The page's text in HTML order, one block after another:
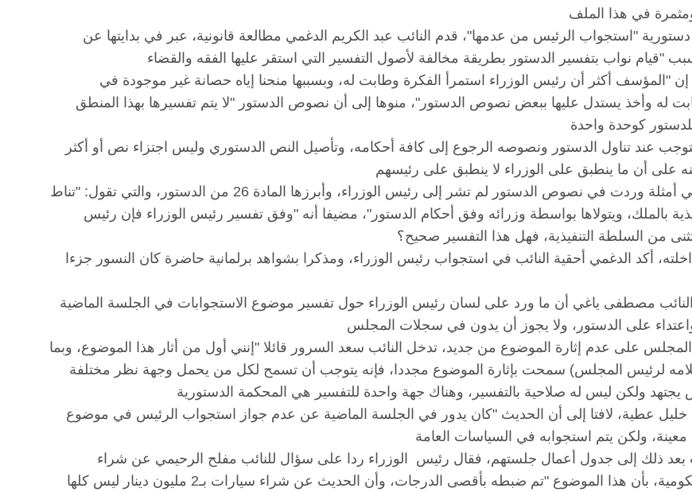
"استجواب الرئيس من عدمها"، قدم النائب عبد الكريم الدغمي مطالعة قانونية، عبر في بدايتها عن
"المؤسف أكثر أن رئيس الوزراء استمرأ الفكرة وطابت له، وبسببها منحنا إياه حصانة غير موجودة في
له وأخذ يستدل عليها ببعض نصوص الدستور"، منوها إلى أن نصوص الدستور "لا يتم تفسيرها بهذا المنطق
عند تناول الدستور ونصوصه الرجوع إلى كافة أحكامه، وتأصيل النص الدستوري وليس اجتزاء نص أو أكثر
وضرب الدغمي أمثلة وردت في نصوص الدستور لم تشر إلى رئيس الوزراء، وأبرزها المادة 26 من الدستور، والتي تقول: "تناط
بالملك، ويتولاها بواسطة وزرائه وفق أحكام الدستور"، مضيفا أنه "وفق تفسير رئيس الوزراء فإن رئيس
أكد الدغمي أحقية النائب في استجواب رئيس الوزراء، ومذكرا بشواهد برلمانية حاضرة كان النسور جزءا
النائب مصطفى ياغي أن ما ورد على لسان رئيس الوزراء حول تفسير موضوع الاستجوابات في الجلسة الماضية
على عدم إثارة الموضوع من جديد، تدخل النائب سعد السرور قائلا "إنني أول من أثار هذا الموضوع، وبما
لرئيس المجلس) سمحت بإثارة الموضوع مجددا، فإنه يتوجب أن تسمح لكل من يحمل وجهة نظر مختلفة
خليل عطية، لافتا إلى أن الحديث "كان يدور في الجلسة الماضية عن عدم جواز استجواب الرئيس في موضوع
بعد ذلك إلى جدول أعمال جلستهم، فقال رئيس الوزراء ردا على سؤال للنائب مفلح الرحيمي عن شراء
السيارات الحكومية، بأن هذا الموضوع "تم ضبطه بأقصى الدرجات، وأن الحديث عن شراء سيارات بـ2 مليون دينار ليس كلها